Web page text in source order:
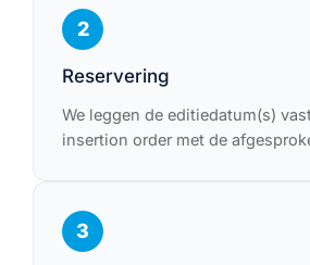
2
Reservering
We leggen de editiedatum(s)
insertion order met de
3